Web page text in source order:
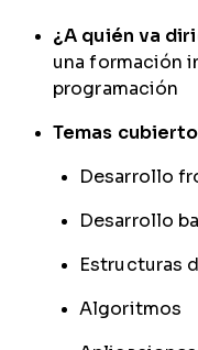
¿A quién va
una formación
programación
Temas
Desarrollo
Desarrollo
Estructuras
Algoritmos